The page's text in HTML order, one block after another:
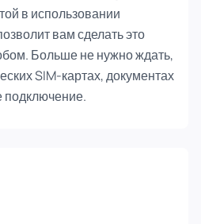
в использовании
вам сделать это
Больше не нужно ждать,
SIM-картах, документах
подключение.